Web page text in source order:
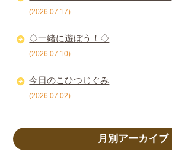
(2026.07.17)
◇一緒に遊ぼう！◇
(2026.07.10)
今日のこひつじぐみ
(2026.07.02)
月別アーカイブ